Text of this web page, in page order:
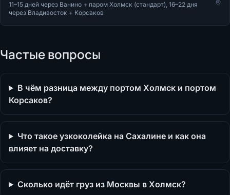
11–15 дней через Ванино + паром Холмск (стандарт), 16–22 дня
через Владивосток + Корсаков
Частые вопросы
В чём разница между портом Холмск и портом
Корсаков?
Что такое узкоколейка на Сахалине и как она
влияет на доставку?
Сколько идёт груз из Москвы в Холмск?